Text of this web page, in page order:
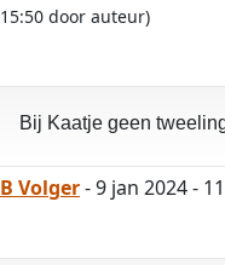
15:50 door auteur)
Bij Kaatje geen
B Volger- 9 jan 2024 -